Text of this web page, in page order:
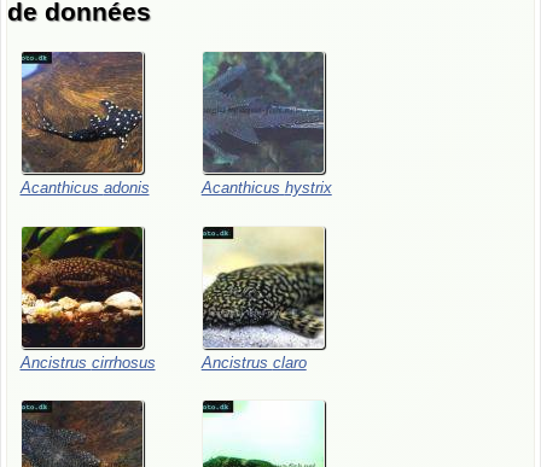
de données
Acanthicus adonis Acanthicus hystrix
Ancistrus cirrhosus Ancistrus claro